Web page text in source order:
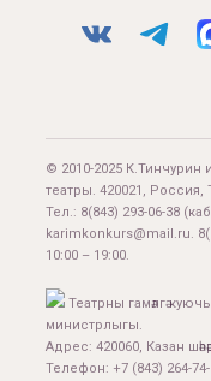
© 2010-2025 К.Тинчурин
театры. 420021, Россия,
Тел.: 8(843) 293-06-38
karimkonkurs@mail.ru.
10:00 – 19:00.
Театрны гамәлгә
министрлыгы.
Адрес: 420060, Казан
Телефон: +7 (843) 264-74-